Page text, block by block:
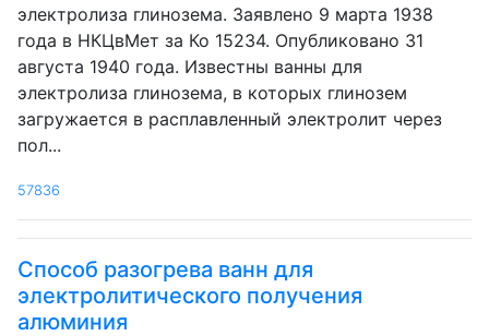
электролиза глинозема. Заявлено 9 марта 1938
года в НКЦвМет за Ко 15234. Опубликовано 31
августа 1940 года. Известны ванны для
электролиза глинозема, в которых глинозем
загружается в расплавленный электролит через
пол...
57836
Способ разогрева ванн для
электролитического получения
алюминия